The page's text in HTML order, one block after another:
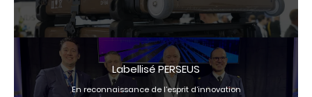
Labellisé PERSEUS
En reconnaissance de l’esprit d’innovation